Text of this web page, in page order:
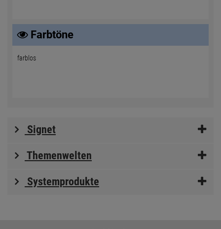
Farbtöne
farblos
Signet
Themenwelten
Systemprodukte